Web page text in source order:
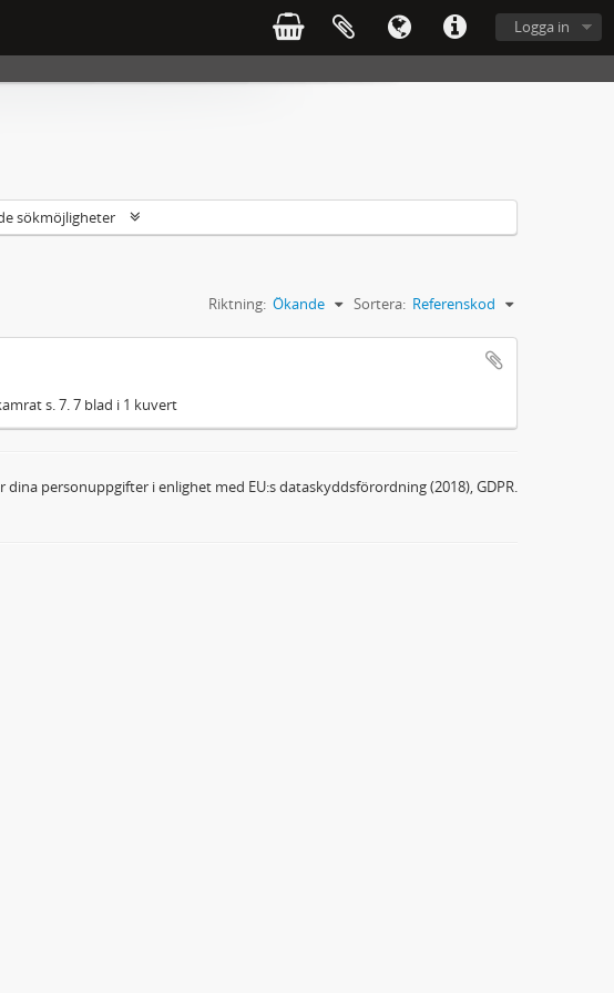
Logga in
sökmöjligheter
Sortera: Referenskod
Riktning: Ökande
s. 7. 7 blad i 1 kuvert
personuppgifter i enlighet med EU:s dataskyddsförordning (2018), GDPR.